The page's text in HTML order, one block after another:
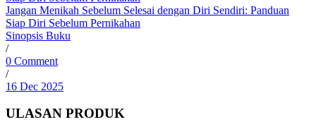
Jangan Menikah Sebelum Selesai dengan Diri Sendiri: Panduan
Siap Diri Sebelum Pernikahan
Sinopsis Buku
/
0 Comment
/
16 Dec 2025
ULASAN PRODUK